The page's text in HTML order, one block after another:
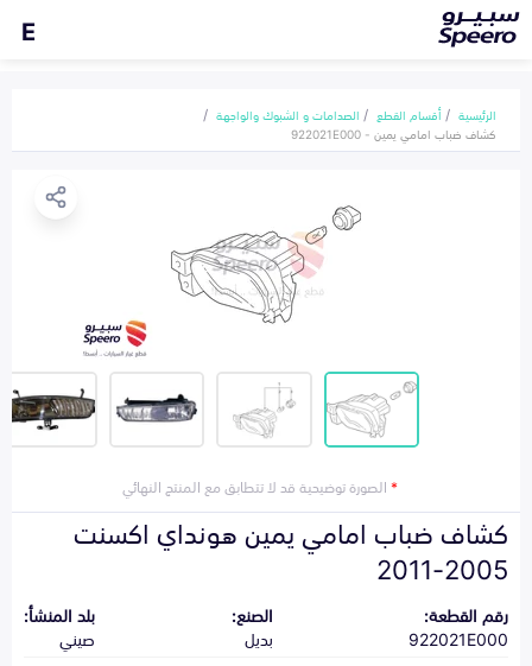
E
الرئيسية أقسام القطع
الصدامات و الشبوك والواجهة
كشاف ضباب امامي يمين - 922021E000
*الصورة توضيحية قد لا تتطابق مع المنتج النهائي
كشاف ضباب امامي يمين هونداي اكسنت
2005-2011
رقم القطعة:
922021E000
الصنع:
بديل
بلد المنشأ:
صيني